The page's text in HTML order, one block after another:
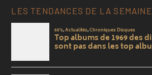
LES TENDANCES DE LA SEMAINE